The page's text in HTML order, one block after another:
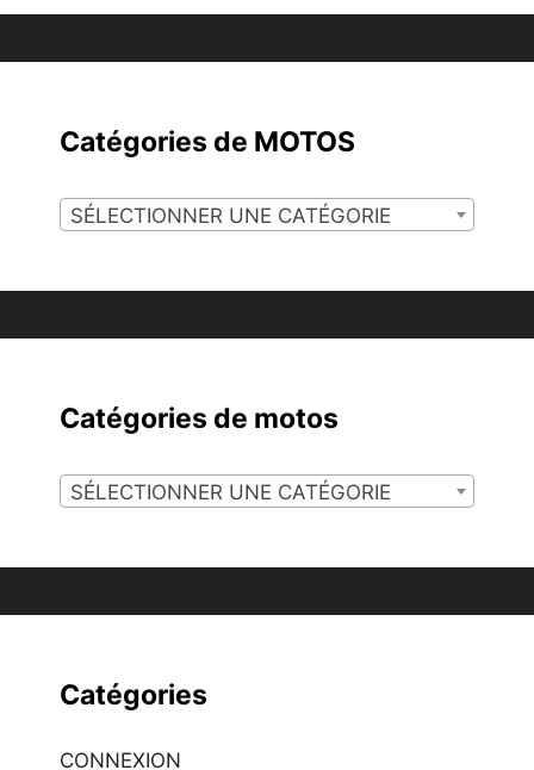
Catégories de MOTOS
SÉLECTIONNER UNE CATÉGORIE
Catégories de motos
SÉLECTIONNER UNE CATÉGORIE
Catégories
CONNEXION